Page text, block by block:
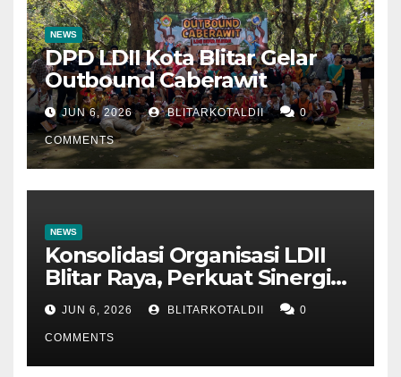
NEWS
DPD LDII Kota Blitar Gelar
Outbound Caberawit
JUN 6, 2026 BLITARKOTALDII 0
COMMENTS
NEWS
Konsolidasi Organisasi LDII
Blitar Raya, Perkuat Sinergi
dan Tertib Administrasi
JUN 6, 2026 BLITARKOTALDII 0
COMMENTS